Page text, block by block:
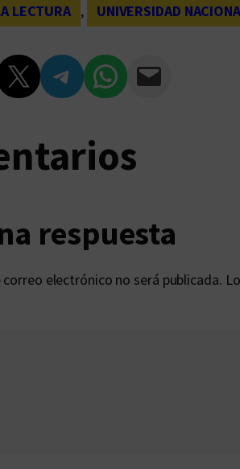
LECTURA , UNIVERSIDAD
Compartir en Twitter Compartir en Telegram Compartir en WhatsApp Compartir vía Email
respuesta
electrónico no será publicada.